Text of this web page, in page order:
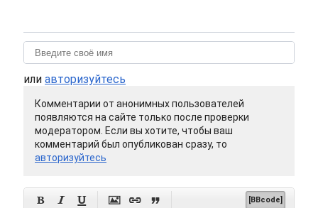
или авторизуйтесь
Комментарии от анонимных пользователей
появляются на сайте только после проверки
модератором. Если вы хотите, чтобы ваш
комментарий был опубликован сразу, то
авторизуйтесь
      [BBcode]